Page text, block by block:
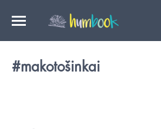
#makotošinkai